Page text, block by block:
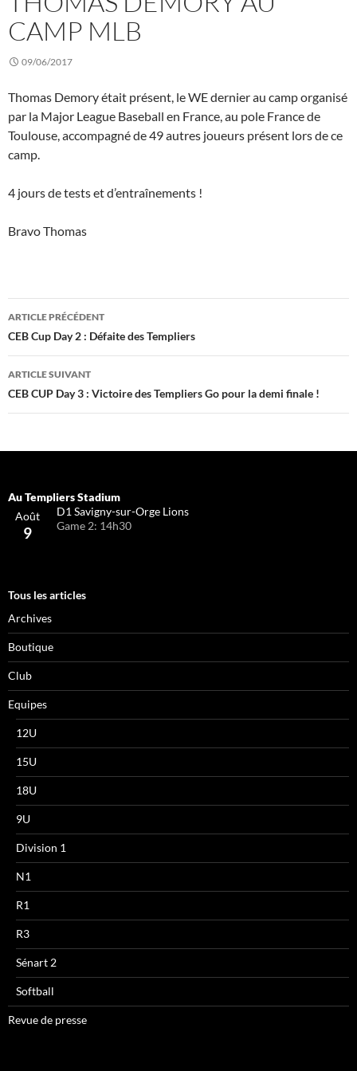
CAMP MLB
09/06/2017
Thomas Demory était présent, le WE dernier au camp organisé
par la Major League Baseball en France, au pole France de
Toulouse, accompagné de 49 autres joueurs présent lors de ce
camp.
4 jours de tests et d’entraînements !
Bravo Thomas
Navigation
des
articles
ARTICLE PRÉCÉDENT
CEB Cup Day 2 : Défaite des Templiers
ARTICLE SUIVANT
CEB CUP Day 3 : Victoire des Templiers Go pour la demi finale !
Août
9
D1 Savigny-sur-Orge Lions
Game 2: 14h30
Tous les articles
Archives
Boutique
Club
Equipes
12U
15U
18U
9U
Division 1
N1
R1
R3
Sénart 2
Softball
Revue de presse